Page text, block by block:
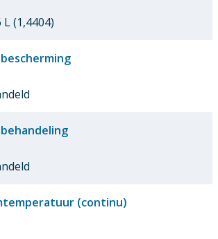
L (1,4404)
(continu)